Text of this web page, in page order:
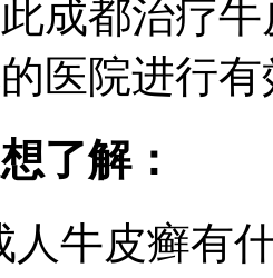
成都治疗
医院进行
了解：
人牛皮癣有